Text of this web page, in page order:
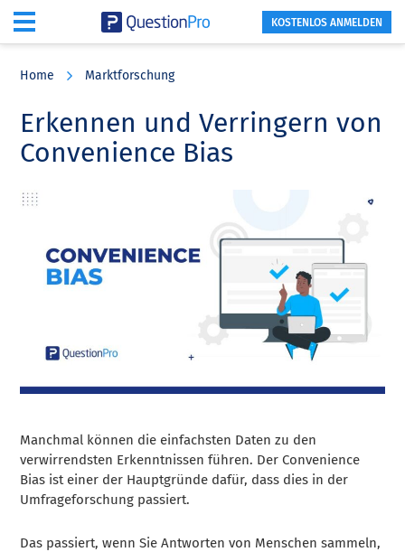
content
sidebar
KOSTENLOS ANMELDEN
Home Marktforschung
Erkennen und Verringern von
Convenience Bias
Manchmal können die einfachsten Daten zu den
verwirrendsten Erkenntnissen führen. Der Convenience
Bias ist einer der Hauptgründe dafür, dass dies in der
Umfrageforschung passiert.
Das passiert, wenn Sie Antworten von Menschen sammeln,